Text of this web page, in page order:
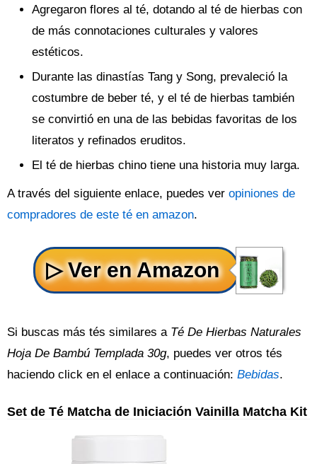
Agregaron flores al té, dotando al té de hierbas con
de más connotaciones culturales y valores
estéticos.
Durante las dinastías Tang y Song, prevaleció la
costumbre de beber té, y el té de hierbas también
se convirtió en una de las bebidas favoritas de los
literatos y refinados eruditos.
El té de hierbas chino tiene una historia muy larga.
A través del siguiente enlace, puedes ver opiniones de
compradores de este té en amazon.
Si buscas más tés similares a Té De Hierbas Naturales
Hoja De Bambú Templada 30g, puedes ver otros tés
haciendo click en el enlace a continuación: Bebidas.
Set de Té Matcha de Iniciación Vainilla Matcha Kit